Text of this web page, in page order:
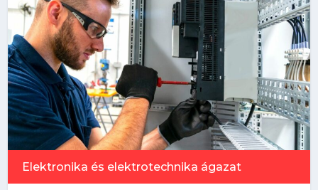
Elektronika és elektrotechnika ágazat